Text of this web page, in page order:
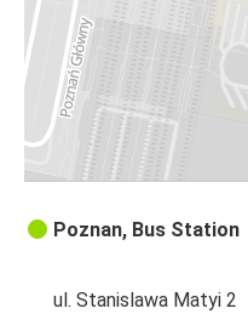
Poznan, Bus Station
ul. Stanislawa Matyi 2